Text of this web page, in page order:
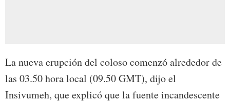
La nueva erupción del coloso comenzó alrededor de
las 03.50 hora local (09.50 GMT), dijo el
Insivumeh, que explicó que la fuente incandescente